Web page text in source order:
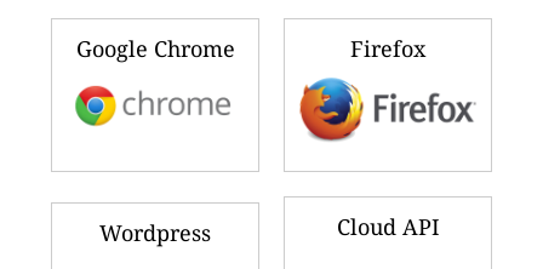
Google Chrome Firefox
Wordpress Cloud API